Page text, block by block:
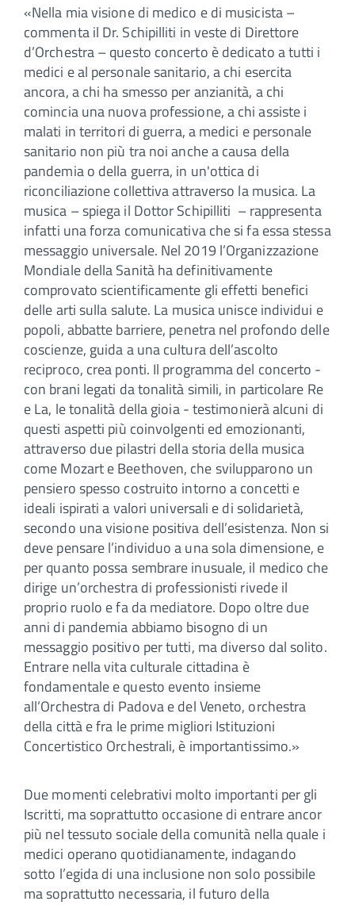
«Nella mia visione di medico e di musicista –
commenta il Dr. Schipilliti in veste di Direttore
d’Orchestra – questo concerto è dedicato a tutti i
medici e al personale sanitario, a chi esercita
ancora, a chi ha smesso per anzianità, a chi
comincia una nuova professione, a chi assiste i
malati in territori di guerra, a medici e personale
sanitario non più tra noi anche a causa della
pandemia o della guerra, in un'ottica di
riconciliazione collettiva attraverso la musica. La
musica – spiega il Dottor Schipilliti ­ – rappresenta
infatti una forza comunicativa che si fa essa stessa
messaggio universale. Nel 2019 l’Organizzazione
Mondiale della Sanità ha definitivamente
comprovato scientificamente gli effetti benefici
delle arti sulla salute. La musica unisce individui e
popoli, abbatte barriere, penetra nel profondo delle
coscienze, guida a una cultura dell’ascolto
reciproco, crea ponti. Il programma del concerto -
con brani legati da tonalità simili, in particolare Re
e La, le tonalità della gioia - testimonierà alcuni di
questi aspetti più coinvolgenti ed emozionanti,
attraverso due pilastri della storia della musica
come Mozart e Beethoven, che svilupparono un
pensiero spesso costruito intorno a concetti e
ideali ispirati a valori universali e di solidarietà,
secondo una visione positiva dell’esistenza. Non si
deve pensare l’individuo a una sola dimensione, e
per quanto possa sembrare inusuale, il medico che
dirige un’orchestra di professionisti rivede il
proprio ruolo e fa da mediatore. Dopo oltre due
anni di pandemia abbiamo bisogno di un
messaggio positivo per tutti, ma diverso dal solito.
Entrare nella vita culturale cittadina è
fondamentale e questo evento insieme
all’Orchestra di Padova e del Veneto, orchestra
della città e fra le prime migliori Istituzioni
Concertistico Orchestrali, è importantissimo.»
Due momenti celebrativi molto importanti per gli
Iscritti, ma soprattutto occasione di entrare ancor
più nel tessuto sociale della comunità nella quale i
medici operano quotidianamente, indagando
sotto l’egida di una inclusione non solo possibile
ma soprattutto necessaria, il futuro della